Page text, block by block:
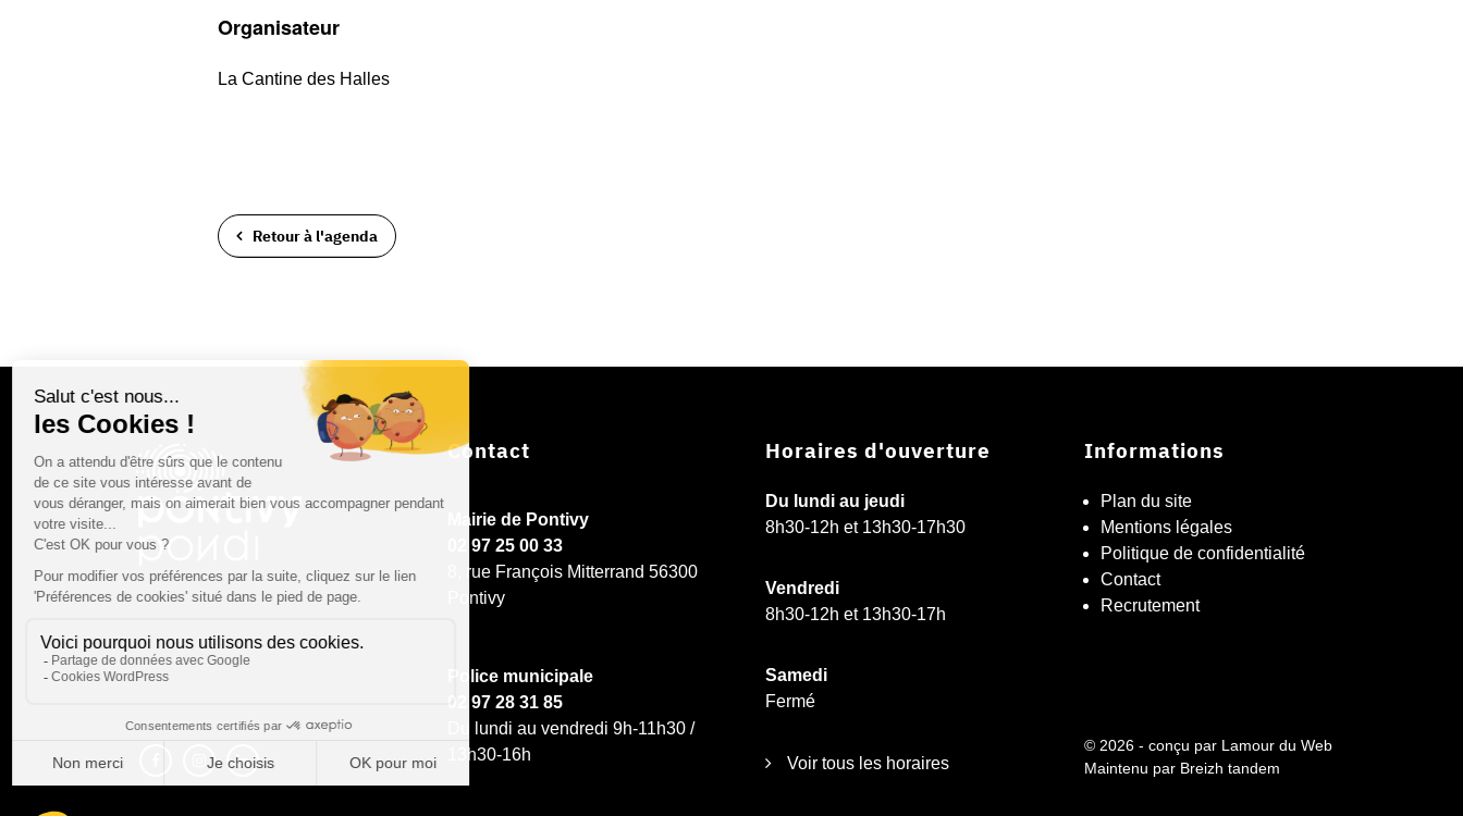
Organisateur
La Cantine des Halles
Retour à l'agenda
Contact
Mairie de Pontivy
02 97 25 00 33
8, rue François Mitterrand 56300
Pontivy
Police municipale
02 97 28 31 85
Du lundi au vendredi 9h-11h30 /
13h30-16h
Horaires d'ouverture
Du lundi au jeudi
8h30-12h et 13h30-17h30
Vendredi
8h30-12h et 13h30-17h
Samedi
Fermé
Voir tous les horaires
Informations
Plan du site
Mentions légales
Politique de confidentialité
Contact
Recrutement
© 2026 - conçu par Lamour du Web
Maintenu par Breizh tandem